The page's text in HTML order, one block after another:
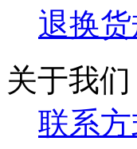
退换
关于我们
联系